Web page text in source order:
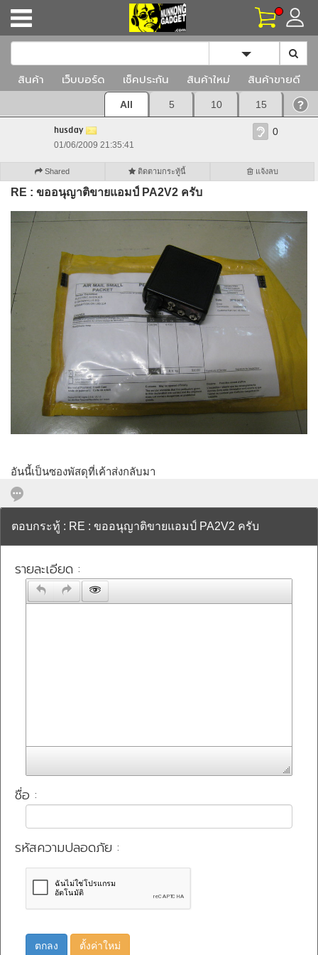
Toggle
สินค้า เว็บบอร์ด เช็คประกัน สินค้าใหม่ สินค้าขายดี
All 5 10 15
husday
01/06/2009 21:35:41
0
Shared ติดตามกระทู้นี้ แจ้งลบ
RE : ขออนุญาติขายแอมป์ PA2V2 ครับ
อันนี้เป็นซองพัสดุที่เค้าส่งกลับมา
ตอบกระทู้ : RE : ขออนุญาติขายแอมป์ PA2V2 ครับ
รายละเอียด :
ชื่อ :
รหัสความปลอดภัย :
ตกลง ตั้งค่าใหม่